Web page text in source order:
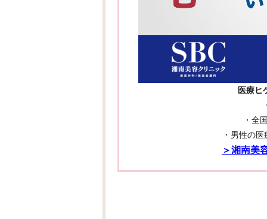
医療ヒ
・全
・男性の
＞湘南美